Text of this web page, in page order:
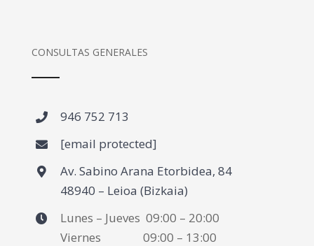
CONSULTAS GENERALES
946 752 713
[email protected]
Av. Sabino Arana Etorbidea, 84
48940 – Leioa (Bizkaia)
Lunes – Jueves 09:00 – 20:00
Viernes 09:00 – 13:00